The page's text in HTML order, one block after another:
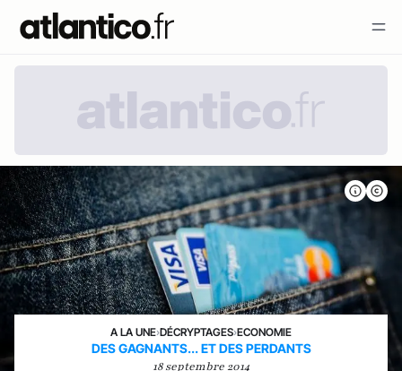
A LA UNE›DÉCRYPTAGES›ECONOMIE
DES GAGNANTS... ET DES PERDANTS
18 septembre 2014